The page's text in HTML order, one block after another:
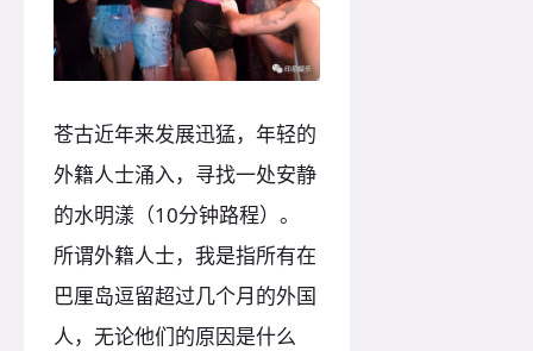
苍古近年来发展迅猛，年轻的
外籍人士涌入，寻找一处安静
的水明漾（10分钟路程）。
所谓外籍人士，我是指所有在
巴厘岛逗留超过几个月的外国
人，无论他们的原因是什么